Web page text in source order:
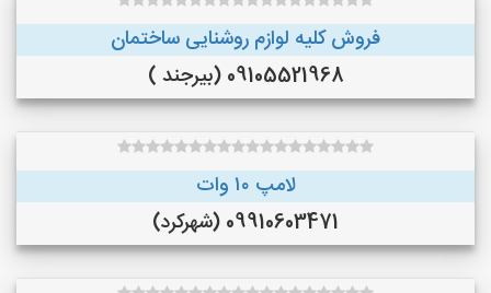
فروش کلیه لوازم روشنایی ساختمان
09105521968 (بیرجند )
لامپ ۱۰ وات
09910603471 (شهرکرد)